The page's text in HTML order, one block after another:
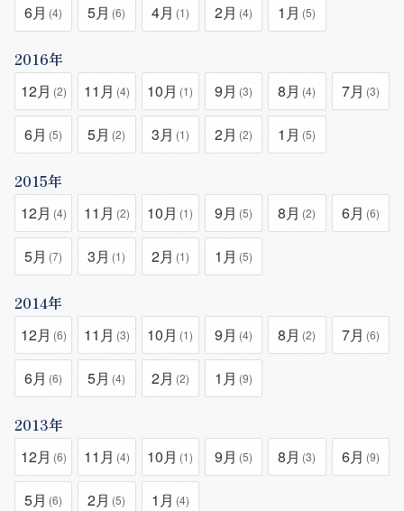
6月 (4) 5月 (6) 4月 (1) 2月 (4) 1月 (5)
2016年
12月 (2) 11月 (4) 10月 (1) 9月 (3) 8月 (4) 7月 (3)
6月 (5) 5月 (2) 3月 (1) 2月 (2) 1月 (5)
2015年
12月 (4) 11月 (2) 10月 (1) 9月 (5) 8月 (2) 6月 (6)
5月 (7) 3月 (1) 2月 (1) 1月 (5)
2014年
12月 (6) 11月 (3) 10月 (1) 9月 (4) 8月 (2) 7月 (6)
6月 (6) 5月 (4) 2月 (2) 1月 (9)
2013年
12月 (6) 11月 (4) 10月 (1) 9月 (5) 8月 (3) 6月 (9)
5月 (6) 2月 (5) 1月 (4)